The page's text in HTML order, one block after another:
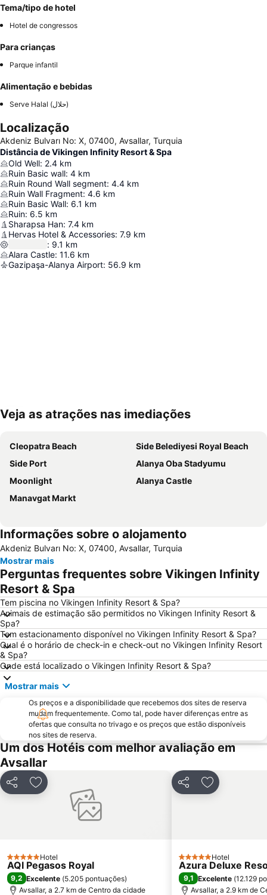
Tema/tipo de hotel
Hotel de congressos
Para crianças
Parque infantil
Alimentação e bebidas
Serve Halal (حلال)
Localização
Akdeniz Bulvarı No: X, 07400, Avsallar, Turquia
Distância de Vikingen Infinity Resort & Spa
Old Well: 2.4 km
Ruin Basic wall: 4 km
Ruin Round Wall segment: 4.4 km
Ruin Wall Fragment: 4.6 km
Ruin Basic Wall: 6.1 km
Ruin: 6.5 km
Sharapsa Han: 7.4 km
Hervas Hotel & Accessories: 7.9 km
: 9.1 km
Alara Castle: 11.6 km
Gazipaşa-Alanya Airport: 56.9 km
Ampliar mapa
Veja as atrações nas imediações
Cleopatra Beach
Side Belediyesi Royal Beach
Side Port
Alanya Oba Stadyumu
Moonlight
Alanya Castle
Manavgat Markt
Informações sobre o alojamento
Akdeniz Bulvarı No: X, 07400, Avsallar, Turquia
Mostrar mais
Perguntas frequentes sobre Vikingen Infinity
Resort & Spa
Tem piscina no Vikingen Infinity Resort & Spa?
Animais de estimação são permitidos no Vikingen Infinity Resort &
Spa?
Tem estacionamento disponível no Vikingen Infinity Resort & Spa?
Qual é o horário de check-in e check-out no Vikingen Infinity Resort
& Spa?
Onde está localizado o Vikingen Infinity Resort & Spa?
Mostrar mais
Os preços e a disponibilidade que recebemos dos sites de reserva
mudam frequentemente. Como tal, pode haver diferenças entre as
ofertas que consulta no trivago e os preços que estão disponíveis
nos sites de reserva.
Um dos Hotéis com melhor avaliação em
Avsallar
PartilharAdicionar aos favoritos
5 EstrelasHotel
AQI Pegasos Royal
9,2 Excelente (5.205 pontuações)
Avsallar, a 2.7 km de Centro da cidade
PartilharAdicionar
5 EstrelasHotel
Azura Deluxe
9,1 Excelente (12.129
Avsallar, a 2.9 km de